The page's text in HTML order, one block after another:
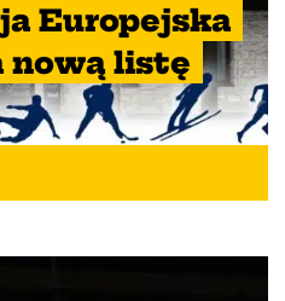
Europejska
nową listę